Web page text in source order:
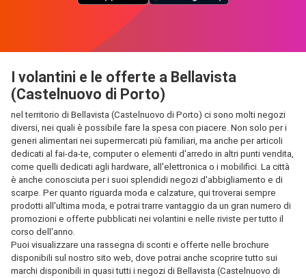
I volantini e le offerte a Bellavista
(Castelnuovo di Porto)
nel territorio di Bellavista (Castelnuovo di Porto) ci sono molti negozi
diversi, nei quali è possibile fare la spesa con piacere. Non solo per i
generi alimentari nei supermercati più familiari, ma anche per articoli
dedicati al fai-da-te, computer o elementi d'arredo in altri punti vendita,
come quelli dedicati agli hardware, all'elettronica o i mobilifici. La città
è anche conosciuta per i suoi splendidi negozi d'abbigliamento e di
scarpe. Per quanto riguarda moda e calzature, qui troverai sempre
prodotti all'ultima moda, e potrai trarre vantaggio da un gran numero di
promozioni e offerte pubblicati nei volantini e nelle riviste per tutto il
corso dell'anno.
Puoi visualizzare una rassegna di sconti e offerte nelle brochure
disponibili sul nostro sito web, dove potrai anche scoprire tutto sui
marchi disponibili in quasi tutti i negozi di Bellavista (Castelnuovo di